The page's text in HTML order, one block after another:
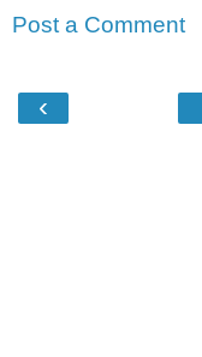
Post a Comment
‹